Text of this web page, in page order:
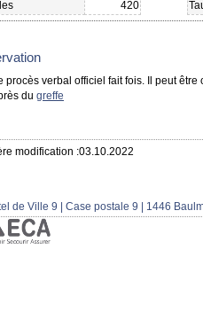
420
procès verbal officiel fait fois. Il peut
du greffe
modification :03.10.2022
de Ville 9 | Case postale 9 | 1446